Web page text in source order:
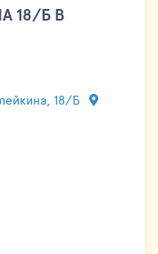
18/Б В
18/Б